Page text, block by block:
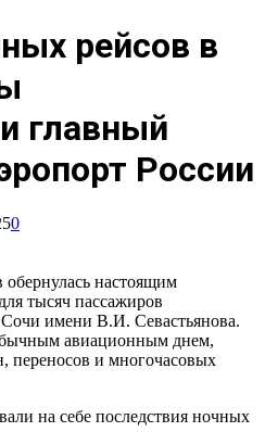
рейсов в
главный
России
0
обернулась настоящим
для тысяч пассажиров
имени В.И. Севастьянова.
авиационным днем,
переносов и многочасовых
на себе последствия ночных